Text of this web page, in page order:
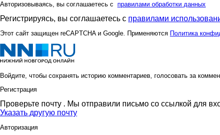
Авторизовываясь, вы соглашаетесь с правилами обработки данных
Регистрируясь, вы соглашаетесь с правилами
Этот сайт защищен reCAPTCHA и Google. Применяются Политика
Войдите, чтобы сохранять историю комментариев, голосовать за
Регистрация
Проверьте почту . Мы отправили письмо со ссылкой для
Указать другую почту
Авторизация